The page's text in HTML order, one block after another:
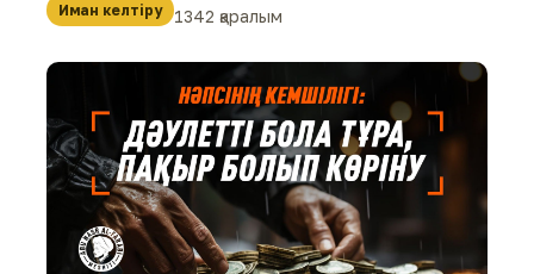
Иман келтіру 1342 қаралым